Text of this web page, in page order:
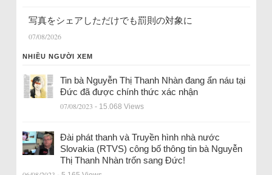
写真をシェアしただけでも罰則の対象に
07/08/2026
NHIỀU NGƯỜI XEM
Tin bà Nguyễn Thị Thanh Nhàn đang ẩn náu tại
Đức đã được chính thức xác nhận
07/08/2023 - 15.068 Views
Đài phát thanh và Truyền hình nhà nước
Slovakia (RTVS) công bố thông tin bà Nguyễn
Thị Thanh Nhàn trốn sang Đức!